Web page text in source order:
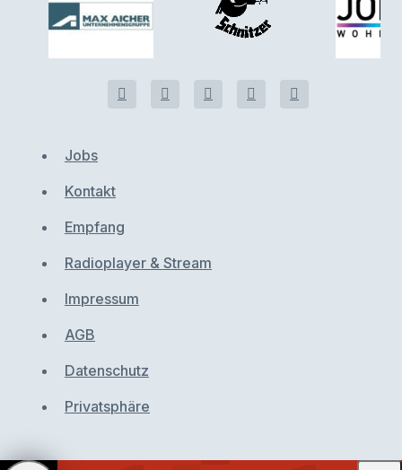
Jobs
Kontakt
Empfang
Radioplayer & Stream
Impressum
AGB
Datenschutz
Privatsphäre